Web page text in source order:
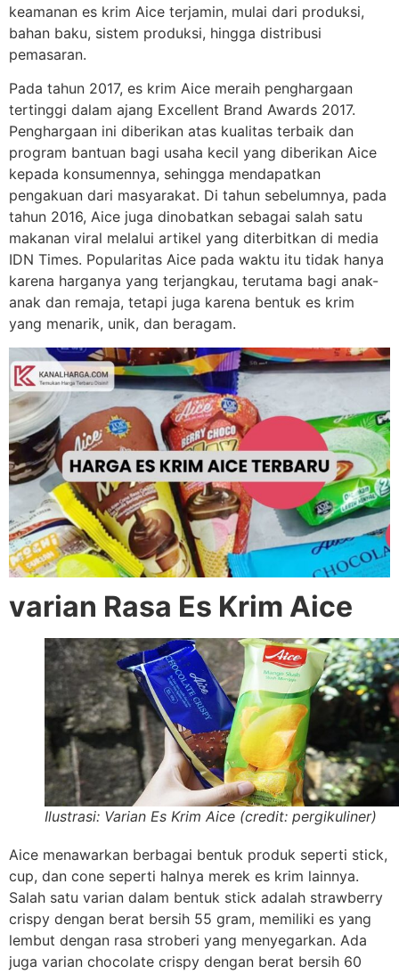
keamanan es krim Aice terjamin, mulai dari produksi,
bahan baku, sistem produksi, hingga distribusi
pemasaran.
Pada tahun 2017, es krim Aice meraih penghargaan
tertinggi dalam ajang Excellent Brand Awards 2017.
Penghargaan ini diberikan atas kualitas terbaik dan
program bantuan bagi usaha kecil yang diberikan Aice
kepada konsumennya, sehingga mendapatkan
pengakuan dari masyarakat. Di tahun sebelumnya, pada
tahun 2016, Aice juga dinobatkan sebagai salah satu
makanan viral melalui artikel yang diterbitkan di media
IDN Times. Popularitas Aice pada waktu itu tidak hanya
karena harganya yang terjangkau, terutama bagi anak-
anak dan remaja, tetapi juga karena bentuk es krim
yang menarik, unik, dan beragam.
varian Rasa Es Krim Aice
Ilustrasi: Varian Es Krim Aice (credit: pergikuliner)
Aice menawarkan berbagai bentuk produk seperti stick,
cup, dan cone seperti halnya merek es krim lainnya.
Salah satu varian dalam bentuk stick adalah strawberry
crispy dengan berat bersih 55 gram, memiliki es yang
lembut dengan rasa stroberi yang menyegarkan. Ada
juga varian chocolate crispy dengan berat bersih 60